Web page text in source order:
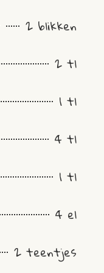
2 blikken
2 tl
1 tl
4 tl
1 tl
4 el
2 teentjes